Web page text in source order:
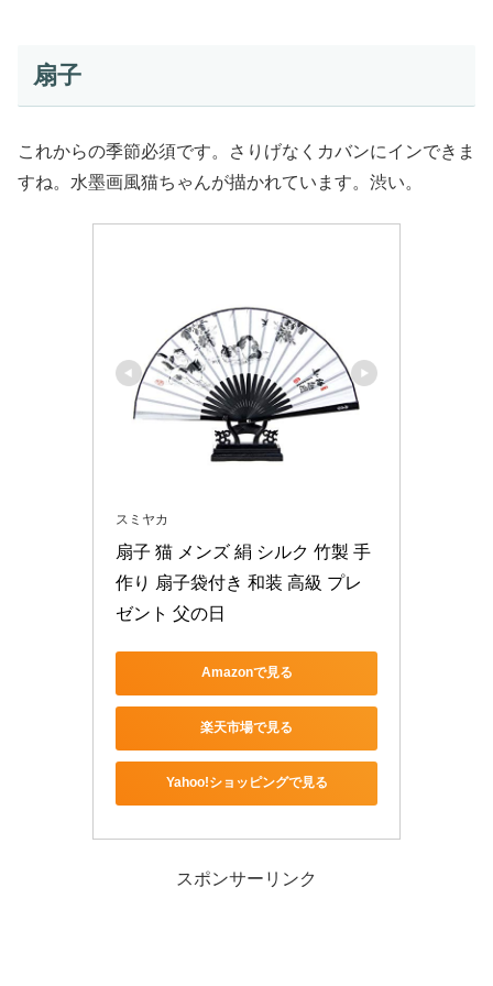
扇子
これからの季節必須です。さりげなくカバンにインできま
すね。水墨画風猫ちゃんが描かれています。渋い。
スミヤカ
扇子 猫 メンズ 絹 シルク 竹製 手
作り 扇子袋付き 和装 高級 プレ
ゼント 父の日
Amazonで見る
楽天市場で見る
Yahoo!ショッピングで見る
スポンサーリンク